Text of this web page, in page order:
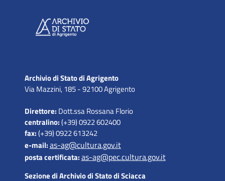
Archivio di Stato di Agrigento
Via Mazzini, 185 - 92100 Agrigento
Direttore: Dott.ssa Rossana Florio
centralino:(+39) 0922 602400
fax:(+39) 0922 613242
e-mail:as-ag@cultura.gov.it
posta certificata:as-ag@pec.cultura.gov.it
Sezione di Archivio di Stato di Sciacca